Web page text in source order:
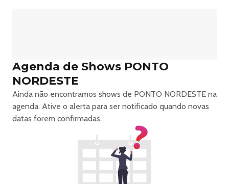
Agenda de Shows PONTO
NORDESTE
Ainda não encontramos shows de PONTO NORDESTE na
agenda. Ative o alerta para ser notificado quando novas
datas forem confirmadas.